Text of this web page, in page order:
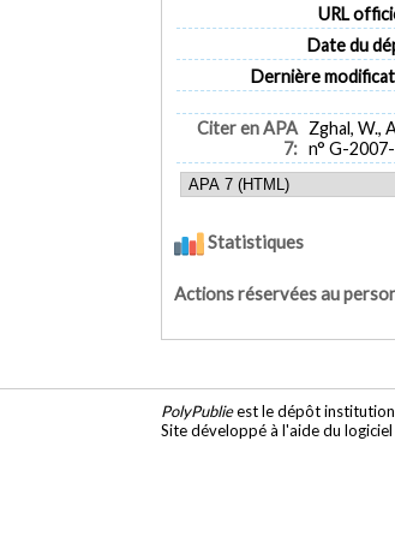
URL
Date du
Dernière
Citer en APA
7:
Zghal, W.,
n° G-
Statistiques
Actions réservées au
PolyPublieest le dépôt
Site développé à l'aide du